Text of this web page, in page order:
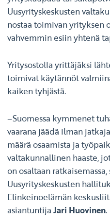
Uusyrityskeskusten
nostaa toimivan yrityksen
vahvemmin esiin yhtenä
Yritysostolla yrittäjäksi
toimivat käytännöt
kaiken tyhjästä.
–Suomessa kymmenet
vaarana jäädä ilman
määrä osaamista ja
valtakunnallinen haaste,
on osaltaan
Uusyrityskeskusten
Elinkeinoelämän
asiantuntija Jari Huovinen.